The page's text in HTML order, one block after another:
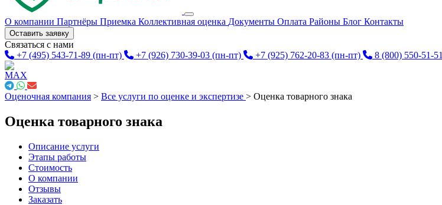
О компании Партнёры Приемка Коллективная оценка Документы Оплата Районы Блог Контакты
Оставить заявку
Связаться с нами
+7 (495) 543-71-89 (пн-пт) +7 (926) 730-39-03 (пн-пт) +7 (925) 762-20-83 (пн-пт) 8 (800) 550-51-51
Оценочная компания > Все услуги по оценке и экспертизе > Оценка товарного знака
Оценка товарного знака
Описание услуги
Этапы работы
Стоимость
О компании
Отзывы
Заказать